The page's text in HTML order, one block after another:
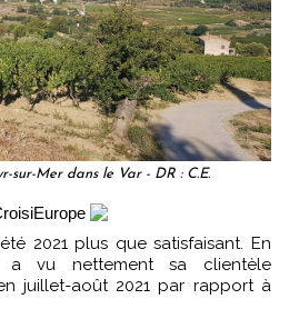
sur-Mer dans le Var - DR : C.E.
a vu nettement sa clientèle
juillet-août 2021 par rapport à